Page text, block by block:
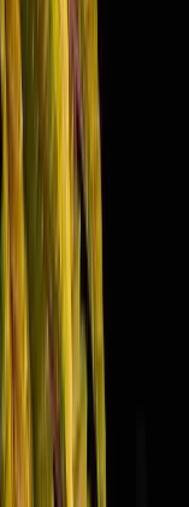
Hybrid Strains